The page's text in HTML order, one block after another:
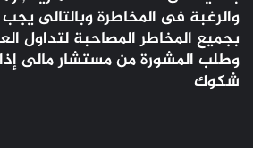
والرغبة فى المخاطرة وبالتالى
بجميع المخاطر المصاحبة لتداول
وطلب المشورة من مستشار مالى
شكوك